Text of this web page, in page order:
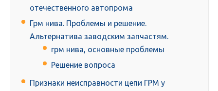
отечественного автопрома
Грм нива. Проблемы и решение.
Альтернатива заводским запчастям.
грм нива, основные проблемы
Решение вопроса
Признаки неисправности цепи ГРМ у